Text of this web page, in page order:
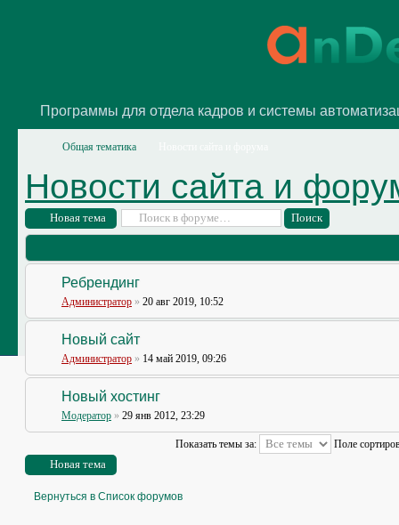
Программы для отдела кадров и системы
Общая тематика
Новости сайта и
Новая тема
Ребрендинг
Администратор » 20 авг 2019, 10:52
Новый сайт
Администратор » 14 май 2019, 09:26
Новый хостинг
Модератор » 29 янв 2012, 23:29
Показать темы за: Поле
Новая тема
Вернуться в Список форумов